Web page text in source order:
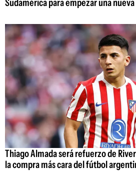
Thiago Almada será refuerzo de
la compra más cara del fútbol